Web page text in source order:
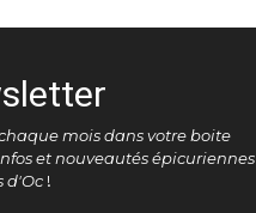
mois dans votre boite
et nouveautés épicuriennes
d'Oc !